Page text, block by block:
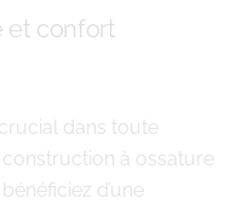
et confort
dans toute
à ossature
d’une